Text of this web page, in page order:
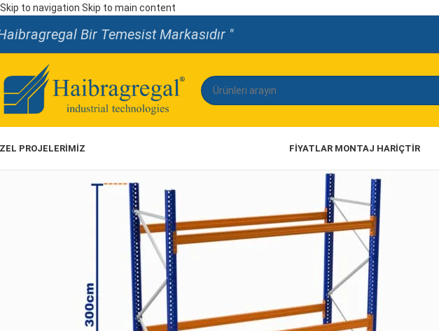
Skip to navigation Skip to main content
Bir Temesist Markasıdır "
PROJELERİMİZ FIYATLAR MONTAJ HARIÇTIR